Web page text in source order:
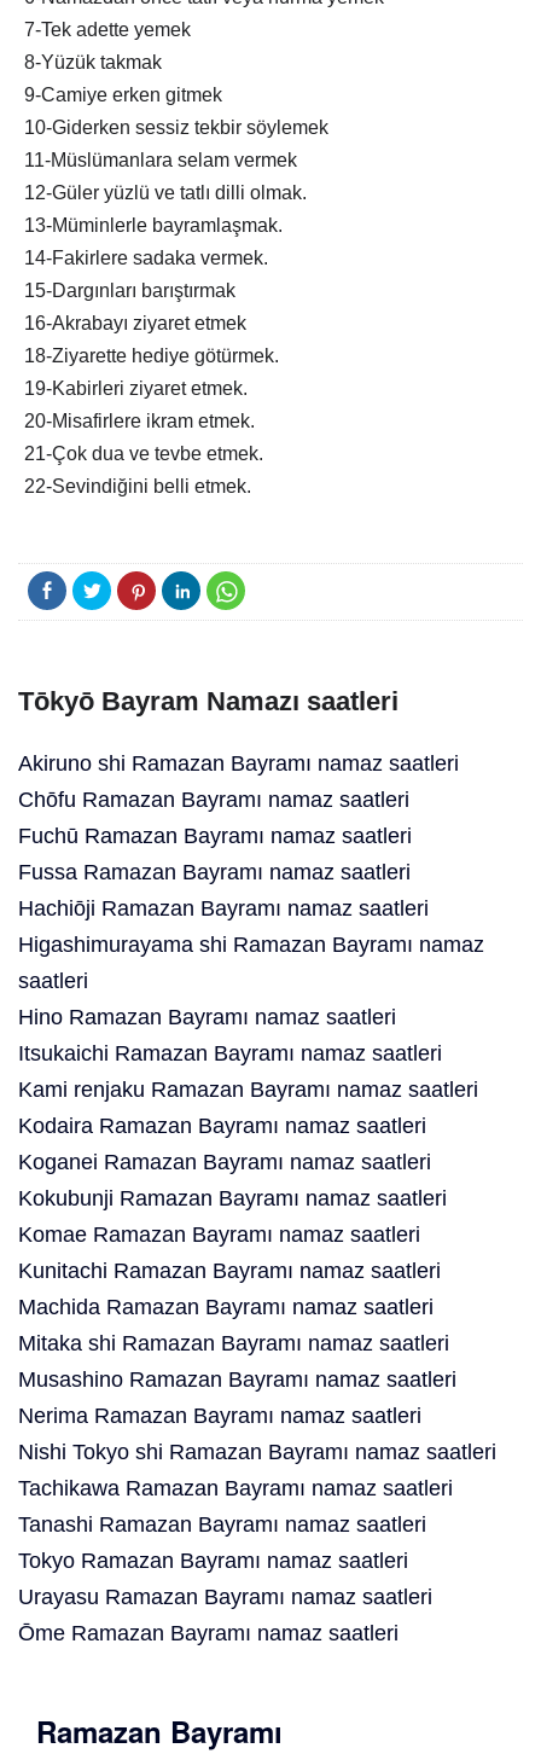
7-Tek adette yemek
8-Yüzük takmak
9-Camiye erken gitmek
10-Giderken sessiz tekbir söylemek
11-Müslümanlara selam vermek
12-Güler yüzlü ve tatlı dilli olmak.
13-Müminlerle bayramlaşmak.
14-Fakirlere sadaka vermek.
15-Dargınları barıştırmak
16-Akrabayı ziyaret etmek
18-Ziyarette hediye götürmek.
19-Kabirleri ziyaret etmek.
20-Misafirlere ikram etmek.
21-Çok dua ve tevbe etmek.
22-Sevindiğini belli etmek.
Tōkyō Bayram Namazı saatleri
Akiruno shi Ramazan Bayramı namaz saatleri
Chōfu Ramazan Bayramı namaz saatleri
Fuchū Ramazan Bayramı namaz saatleri
Fussa Ramazan Bayramı namaz saatleri
Hachiōji Ramazan Bayramı namaz saatleri
Higashimurayama shi Ramazan Bayramı namaz
saatleri
Hino Ramazan Bayramı namaz saatleri
Itsukaichi Ramazan Bayramı namaz saatleri
Kami renjaku Ramazan Bayramı namaz saatleri
Kodaira Ramazan Bayramı namaz saatleri
Koganei Ramazan Bayramı namaz saatleri
Kokubunji Ramazan Bayramı namaz saatleri
Komae Ramazan Bayramı namaz saatleri
Kunitachi Ramazan Bayramı namaz saatleri
Machida Ramazan Bayramı namaz saatleri
Mitaka shi Ramazan Bayramı namaz saatleri
Musashino Ramazan Bayramı namaz saatleri
Nerima Ramazan Bayramı namaz saatleri
Nishi Tokyo shi Ramazan Bayramı namaz saatleri
Tachikawa Ramazan Bayramı namaz saatleri
Tanashi Ramazan Bayramı namaz saatleri
Tokyo Ramazan Bayramı namaz saatleri
Urayasu Ramazan Bayramı namaz saatleri
Ōme Ramazan Bayramı namaz saatleri
Ramazan Bayramı